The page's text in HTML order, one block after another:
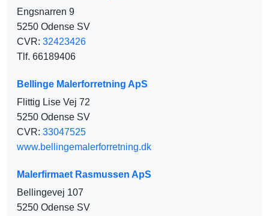
Engsnarren 9
5250 Odense SV
CVR: 32423426
Tlf. 66189406
Bellinge Malerforretning ApS
Flittig Lise Vej 72
5250 Odense SV
CVR: 33047525
www.bellingemalerforretning.dk
Malerfirmaet Rasmussen ApS
Bellingevej 107
5250 Odense SV